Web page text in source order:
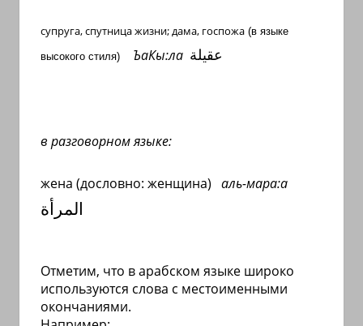
супруга, спутница жизни; дама, госпожа (в языке
высокого стиля) ЪаКы:ла عقيلة
в разговорном языке:
жена (дословно: женщина) аль-мара:а
المرأة
Отметим, что в арабском языке широко
используются слова с местоименными
окончаниями.